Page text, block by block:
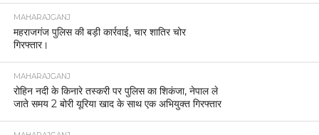
MAHARAJGANJ
महराजगंज पुलिस की बड़ी कार्रवाई, चार शातिर चोर
गिरफ्तार।
MAHARAJGANJ
रोहिन नदी के किनारे तस्करी पर पुलिस का शिकंजा, नेपाल ले
जाते समय 2 बोरी यूरिया खाद के साथ एक अभियुक्त गिरफ्तार